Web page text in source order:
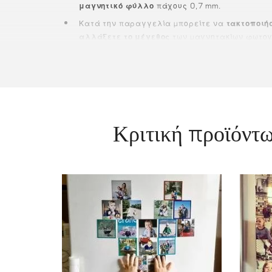
μαγνητικό φύλλο πάχους 0,7 mm.
Κατά την παραγγελία μπορείτε να
αλλάξετε το μέγεθος
των μαγνητακίων
Κριτική
@moje_kwiatki: My new favorite
addition to a fridge. Personalised
photo magnets 🥰 the
and